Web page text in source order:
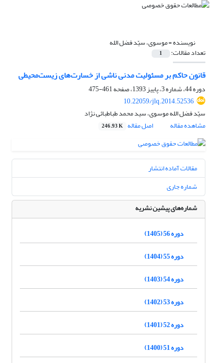
نویسنده =موسوی، سیّد فضل الله
تعداد مقالات: 1
قانون حاکم بر مسئولیت مدنی ناشی از خسارت‌های زیست‌محیطی
دوره 44، شماره 3، پاییز 1393، صفحه
461-475
10.22059/jlq.2014.52536
سیّد فضل الله موسوی، سید محمد طباطبائی نژاد
مشاهده مقاله
اصل مقاله 246.93 K
مقالات آماده انتشار
شماره جاری
شماره‌های پیشین نشریه
دوره 56 (1405)
دوره 55 (1404)
دوره 54 (1403)
دوره 53 (1402)
دوره 52 (1401)
دوره 51 (1400)